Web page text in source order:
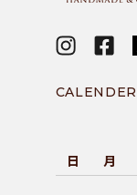
CALENDER
日
月